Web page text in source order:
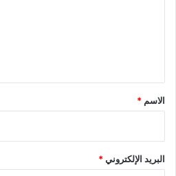
*
الاسم *
البريد الإلكتروني*